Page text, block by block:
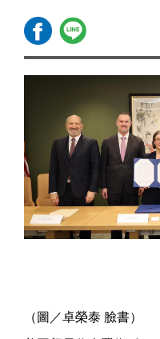
（圖／卓榮泰 臉書）